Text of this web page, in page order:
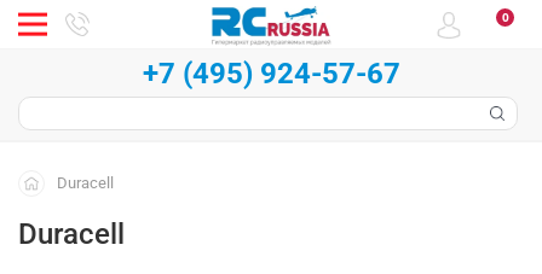
0
+7 (495) 924-57-67
Duracell
Duracell